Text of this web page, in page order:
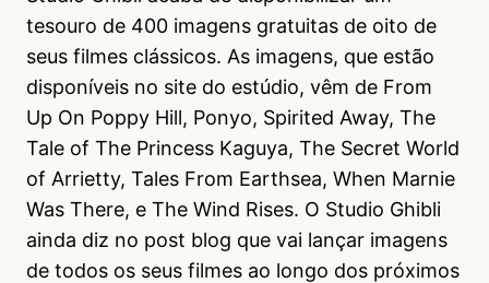
tesouro de 400 imagens gratuitas de oito de
seus filmes clássicos. As imagens, que estão
disponíveis no site do estúdio, vêm de From
Up On Poppy Hill, Ponyo, Spirited Away, The
Tale of The Princess Kaguya, The Secret World
of Arrietty, Tales From Earthsea, When Marnie
Was There, e The Wind Rises. O Studio Ghibli
ainda diz no post blog que vai lançar imagens
de todos os seus filmes ao longo dos próximos